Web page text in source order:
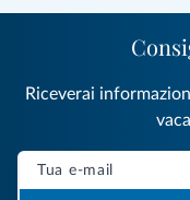
Riceverai